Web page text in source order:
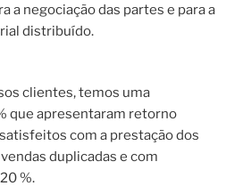
a negociação das partes e para a
distribuído.
clientes, temos uma
que apresentaram retorno
com a prestação dos
duplicadas e com
%.